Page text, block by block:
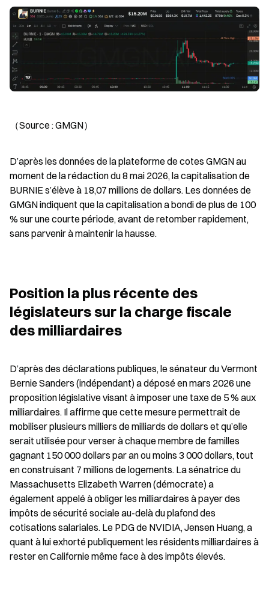
（Source : GMGN）
D’après les données de la plateforme de cotes GMGN au
moment de la rédaction du 8 mai 2026, la capitalisation de
BURNIE s’élève à 18,07 millions de dollars. Les données de
GMGN indiquent que la capitalisation a bondi de plus de 100
% sur une courte période, avant de retomber rapidement,
sans parvenir à maintenir la hausse.
Position la plus récente des
législateurs sur la charge fiscale
des milliardaires
D’après des déclarations publiques, le sénateur du Vermont
Bernie Sanders (indépendant) a déposé en mars 2026 une
proposition législative visant à imposer une taxe de 5 % aux
milliardaires. Il affirme que cette mesure permettrait de
mobiliser plusieurs milliers de milliards de dollars et qu’elle
serait utilisée pour verser à chaque membre de familles
gagnant 150 000 dollars par an ou moins 3 000 dollars, tout
en construisant 7 millions de logements. La sénatrice du
Massachusetts Elizabeth Warren (démocrate) a
également appelé à obliger les milliardaires à payer des
impôts de sécurité sociale au-delà du plafond des
cotisations salariales. Le PDG de NVIDIA, Jensen Huang, a
quant à lui exhorté publiquement les résidents milliardaires à
rester en Californie même face à des impôts élevés.